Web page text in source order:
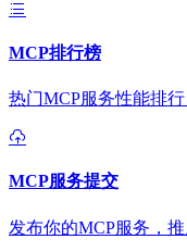
MCP排行榜
热门MCP服务性能排
MCP服务提交
发布你的MCP服务，